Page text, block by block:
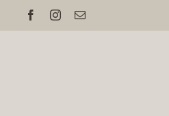
FacebookInstagram
E-